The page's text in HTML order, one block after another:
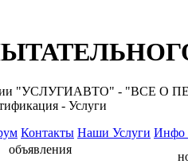
"УСЛУГИАВТО" -
- Услуги
Контакты Наши Услуги Инфо
объявления